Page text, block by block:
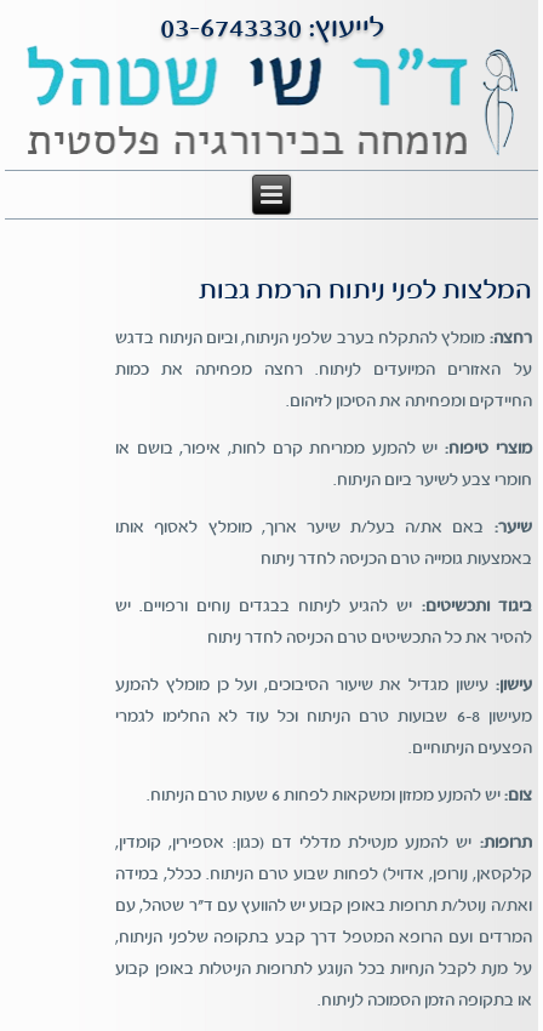
לייעוץ: 03-6743330
המלצות לפני ניתוח הרמת גבות
רחצה: מומלץ להתקלח בערב שלפני הניתוח, וביום הניתוח בדגש
על האזורים המיועדים לניתוח. רחצה מפחיתה את כמות
החיידקים ומפחיתה את הסיכון לזיהום.
מוצרי טיפוח: יש להמנע ממריחת קרם לחות, איפור, בושם או
חומרי צבע לשיער ביום הניתוח.
שיער: באם את/ה בעל/ת שיער ארוך, מומלץ לאסוף אותו
באמצעות גומייה טרם הכניסה לחדר ניתוח
ביגוד ותכשיטים: יש להגיע לניתוח בבגדים נוחים ורפויים. יש
להסיר את כל התכשיטים טרם הכניסה לחדר ניתוח
עישון: עישון מגדיל את שיעור הסיבוכים, ועל כן מומלץ להמנע
מעישון 6-8 שבועות טרם הניתוח וכל עוד לא החלימו לגמרי
הפצעים הניתוחיים.
צום: יש להמנע ממזון ומשקאות לפחות 6 שעות טרם הניתוח.
תרופות: יש להמנע מנטילת מדללי דם (כגון: אספירין, קומדין,
קלקסאן, נורופן, אדויל) לפחות שבוע טרם הניתוח. ככלל, במידה
ואת/ה נוטל/ת תרופות באופן קבוע יש להוועץ עם ד"ר שטהל, עם
המרדים ועם הרופא המטפל דרך קבע בתקופה שלפני הניתוח,
על מנת לקבל הנחיות בכל הנוגע לתרופות הניטלות באופן קבוע
או בתקופה הזמן הסמוכה לניתוח.